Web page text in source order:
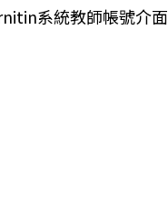
系統教師帳號介